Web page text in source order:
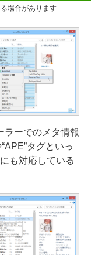
場合があります
ラーでのメタ情報
タグといっ
も対応している